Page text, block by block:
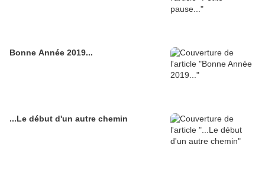
Bonne Année 2019...
...Le début d'un autre chemin